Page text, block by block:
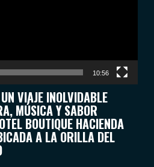
10:56
VIAJE INOLVIDABLE
MÚSICA Y SABOR
BOUTIQUE HACIENDA
A LA ORILLA DEL